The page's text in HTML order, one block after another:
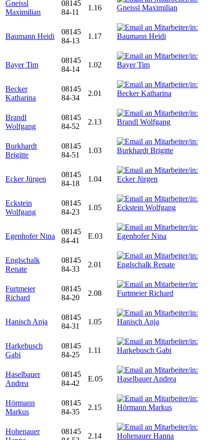
Gneissl
Maximilian
08145
84-11
1.16
Baumann Heidi
08145
84-13
1.17
Bayer Tim
08145
84-14
1.02
Becker
Katharina
08145
84-34
2.01
Brandl
Wolfgang
08145
84-52
2.13
Burkhardt
Brigitte
08145
84-51
1.03
Ecker Jürgen
08145
84-18
1.04
Eckstein
Wolfgang
08145
84-23
1.05
Egenhofer Nina
08145
84-41
E.03
Englschalk
Renate
08145
84-33
2.01
Furtmeier
Richard
08145
84-20
2.08
Hanisch Anja
08145
84-31
1.05
Harkebusch
Gabi
08145
84-25
1.11
Haselbauer
Andrea
08145
84-42
E.05
Hörmann
Markus
08145
84-35
2.15
Hohenauer
08145
2.14